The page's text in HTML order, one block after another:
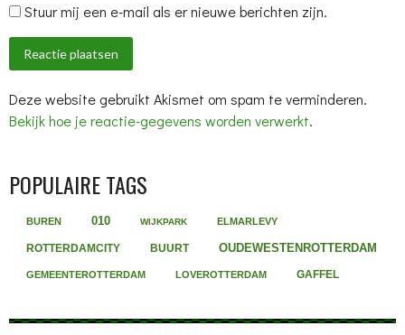
Stuur mij een e-mail als er nieuwe berichten zijn.
Deze website gebruikt Akismet om spam te verminderen.
Bekijk hoe je reactie-gegevens worden verwerkt.
POPULAIRE TAGS
BUREN 010 WIJKPARK ELMARLEVY
ROTTERDAMCITY BUURT OUDEWESTENROTTERDAM
GEMEENTEROTTERDAM LOVEROTTERDAM GAFFEL